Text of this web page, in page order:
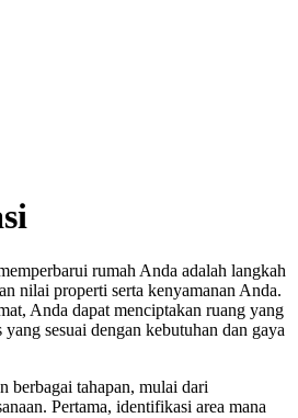
rumah Anda adalah langkah
nilai properti serta kenyamanan Anda.
Anda dapat menciptakan ruang yang
sesuai dengan kebutuhan dan gaya
berbagai tahapan, mulai dari
Pertama, identifikasi area mana